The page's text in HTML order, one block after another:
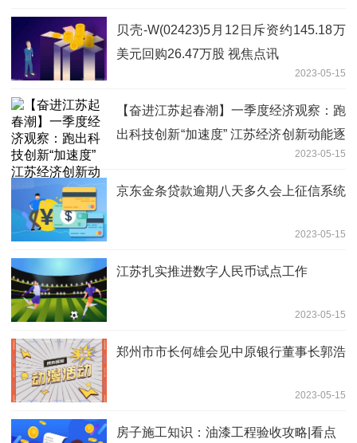
贝壳-W(02423)5月12日斥资约145.18万
美元回购26.47万股 视焦点讯
2023-05-15
【奋进江苏起春潮】一季度经济观察：跑
出科技创新“加速度” 江苏经济创新动能逐
2023-05-15
京东金条贷款逾期八天多久会上征信系统
2023-05-15
江苏扎实推进数字人民币试点工作
2023-05-15
郑州市市长何雄会见中原银行董事长郭浩
2023-05-15
房子施工知识：油漆工程验收攻略|看点